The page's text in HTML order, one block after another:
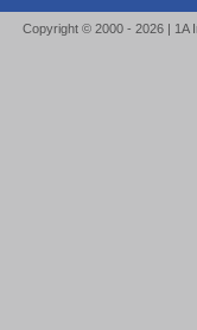
Copyright © 2000 - 2026 | 1A